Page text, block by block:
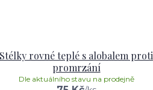
Stélky rovné teplé s alobalem proti
promrzání
Dle aktuálního stavu na prodejně